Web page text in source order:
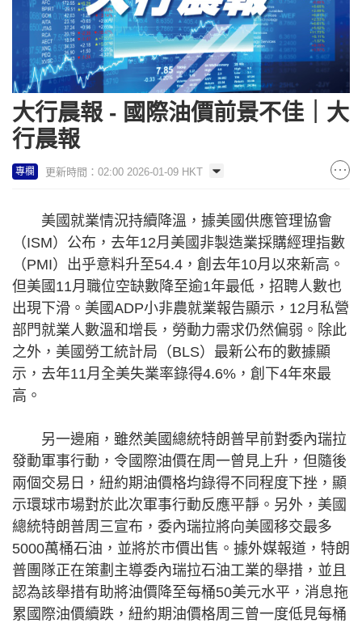
大行晨報 - 國際油價前景不佳｜大
行晨報
專欄 更新時間：02:00 2026-01-09 HKT
美國就業情況持續降溫，據美國供應管理協會
（ISM）公布，去年12月美國非製造業採購經理指數
（PMI）出乎意料升至54.4，創去年10月以來新高。
但美國11月職位空缺數降至逾1年最低，招聘人數也
出現下滑。美國ADP小非農就業報告顯示，12月私營
部門就業人數溫和增長，勞動力需求仍然偏弱。除此
之外，美國勞工統計局（BLS）最新公布的數據顯
示，去年11月全美失業率錄得4.6%，創下4年來最
高。
另一邊廂，雖然美國總統特朗普早前對委內瑞拉
發動軍事行動，令國際油價在周一曾見上升，但隨後
兩個交易日，紐約期油價格均錄得不同程度下挫，顯
示環球市場對於此次軍事行動反應平靜。另外，美國
總統特朗普周三宣布，委內瑞拉將向美國移交最多
5000萬桶石油，並將於市價出售。據外媒報道，特朗
普團隊正在策劃主導委內瑞拉石油工業的舉措，並且
認為該舉措有助將油價降至每桶50美元水平，消息拖
累國際油價續跌，紐約期油價格周三曾一度低見每桶